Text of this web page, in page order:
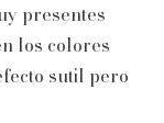
presentes
los colores
sutil pero